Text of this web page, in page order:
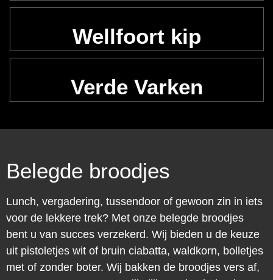
Wellfoort kip
Verde Varken
Belegde broodjes
Lunch, vergadering, tussendoor of gewoon zin in iets
voor de lekkere trek? Met onze belegde broodjes
bent u van succes verzekerd. Wij bieden u de keuze
uit pistoletjes wit of bruin ciabatta, waldkorn, bolletjes
met of zonder boter. Wij bakken de broodjes vers af,